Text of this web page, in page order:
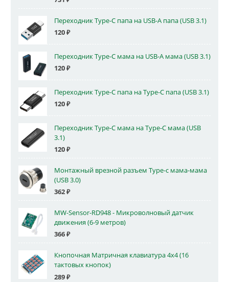
Переходник Type-C папа на USB-A папа (USB 3.1)
120₽
Переходник Type-C мама на USB-A мама (USB 3.1)
120₽
Переходник Type-C папа на Type-C папа (USB 3.1)
120₽
Переходник Type-C мама на Type-C мама (USB
3.1)
120₽
Монтажный врезной разъем Type-c мама-мама
(USB 3.0)
362₽
MW-Sensor-RD948 - Микроволновый датчик
движения (6-9 метров)
366₽
Кнопочная Матричная клавиатура 4x4 (16
тактовых кнопок)
289₽